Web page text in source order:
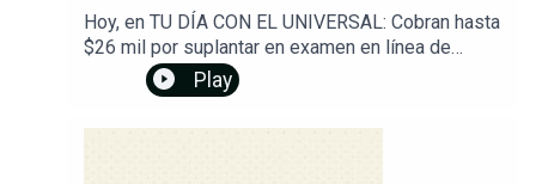
Hoy, en TU DÍA CON EL UNIVERSAL: Cobran hasta
$26 mil por suplantar en examen en línea de
ingreso a UNAM. Monterrey, la ciudad que fabrica
calor. Caos en Ceuta por migrantes; España
Play